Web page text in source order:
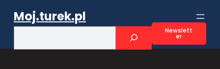
Moj.turek.pl
Newslett
er